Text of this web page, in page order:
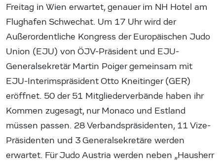
Freitag in Wien erwartet, genauer im NH Hotel am
Flughafen Schwechat. Um 17 Uhr wird der
Außerordentliche Kongress der Europäischen Judo
Union (EJU) von ÖJV-Präsident und EJU-
Generalsekretär Martin Poiger gemeinsam mit
EJU-Interimspräsident Otto Kneitinger (GER)
eröffnet. 50 der 51 Mitgliederverbände haben ihr
Kommen zugesagt, nur Monaco und Estland
müssen passen. 28 Verbandspräsidenten, 11 Vize-
Präsidenten und 3 Generalsekretäre werden
erwartet. Für Judo Austria werden neben „Hausherr